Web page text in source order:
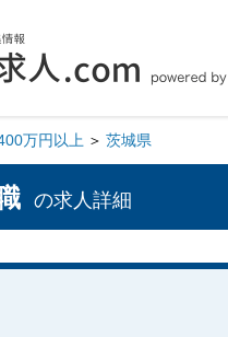
万円以上 茨城県
の求人詳細